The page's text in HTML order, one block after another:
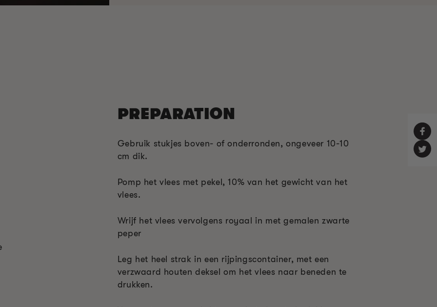
PREPARATION
Gebruik stukjes boven- of onderronden, ongeveer 10-10
cm dik.
Pomp het vlees met pekel, 10% van het gewicht van het
vlees.
Wrijf het vlees vervolgens royaal in met gemalen zwarte
peper
Leg het heel strak in een rijpingscontainer, met een
verzwaard houten deksel om het vlees naar beneden te
drukken.